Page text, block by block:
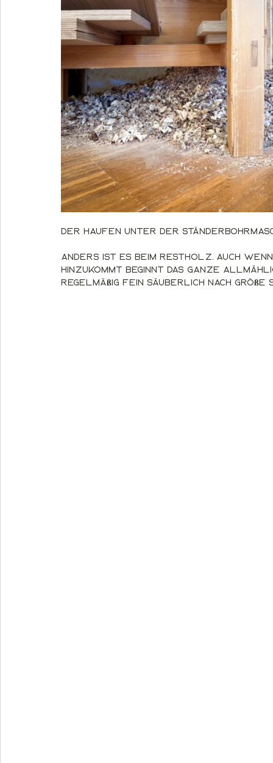
Der Haufen unter der
Anders ist es beim Restholz. Auch
hinzukommt beginnt das Ganze
regelmäßig fein säuberlich nach